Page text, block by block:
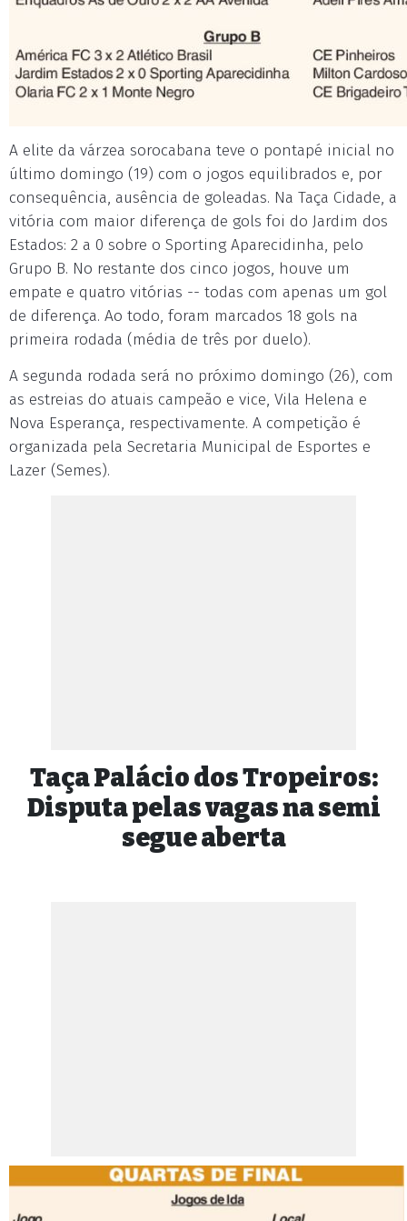
A elite da várzea sorocabana teve o pontapé inicial no
último domingo (19) com o jogos equilibrados e, por
consequência, ausência de goleadas. Na Taça Cidade, a
vitória com maior diferença de gols foi do Jardim dos
Estados: 2 a 0 sobre o Sporting Aparecidinha, pelo
Grupo B. No restante dos cinco jogos, houve um
empate e quatro vitórias -- todas com apenas um gol
de diferença. Ao todo, foram marcados 18 gols na
primeira rodada (média de três por duelo).
A segunda rodada será no próximo domingo (26), com
as estreias do atuais campeão e vice, Vila Helena e
Nova Esperança, respectivamente. A competição é
organizada pela Secretaria Municipal de Esportes e
Lazer (Semes).
Taça Palácio dos Tropeiros:
Disputa pelas vagas na semi
segue aberta